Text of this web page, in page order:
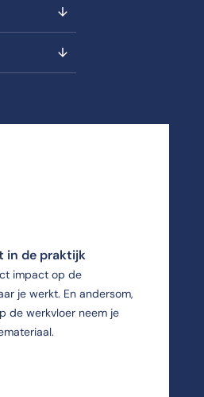
in de praktijk
impact op de
je werkt. En andersom,
de werkvloer neem je